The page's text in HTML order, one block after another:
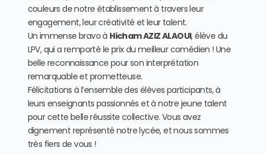
couleurs de notre établissement à travers leur
engagement, leur créativité et leur talent.
Un immense bravo à Hicham AZIZ ALAOUI, élève du
LPV, qui a remporté le prix du meilleur comédien ! Une
belle reconnaissance pour son interprétation
remarquable et prometteuse.
Félicitations à l’ensemble des élèves participants, à
leurs enseignants passionnés et à notre jeune talent
pour cette belle réussite collective. Vous avez
dignement représenté notre lycée, et nous sommes
très fiers de vous !